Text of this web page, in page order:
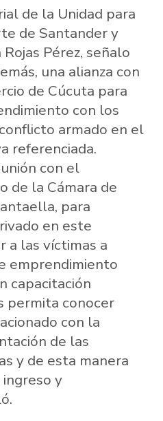
de la Unidad para
de Santander y
Pérez, señalo
una alianza con
de Cúcuta para
con los
armado en el
referenciada.
con el
de la Cámara de
para
en este
a las víctimas a
emprendimiento
capacitación
permita conocer
con la
de las
y de esta manera
y